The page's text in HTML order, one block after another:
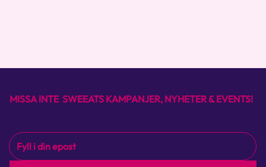
MISSA INTE SWEEATS KAMPANJER, NYHETER & EVENTS!